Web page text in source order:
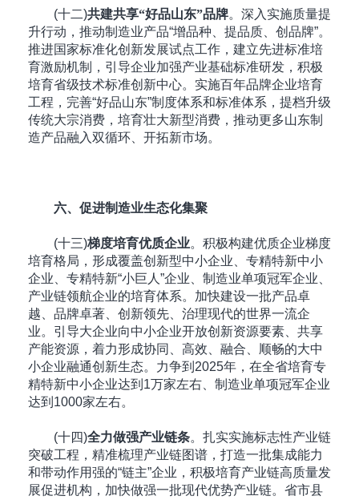
(十二)共建共享“好品山东”品牌。深入实施质量提
升行动，推动制造业产品“增品种、提品质、创品牌”。
推进国家标准化创新发展试点工作，建立先进标准培
育激励机制，引导企业加强产业基础标准研发，积极
培育省级技术标准创新中心。实施百年品牌企业培育
工程，完善“好品山东”制度体系和标准体系，提档升级
传统大宗消费，培育壮大新型消费，推动更多山东制
造产品融入双循环、开拓新市场。
六、促进制造业生态化集聚
(十三)梯度培育优质企业。积极构建优质企业梯度
培育格局，形成覆盖创新型中小企业、专精特新中小
企业、专精特新“小巨人”企业、制造业单项冠军企业、
产业链领航企业的培育体系。加快建设一批产品卓
越、品牌卓著、创新领先、治理现代的世界一流企
业。引导大企业向中小企业开放创新资源要素、共享
产能资源，着力形成协同、高效、融合、顺畅的大中
小企业融通创新生态。力争到2025年，在全省培育专
精特新中小企业达到1万家左右、制造业单项冠军企业
达到1000家左右。
(十四)全力做强产业链条。扎实实施标志性产业链
突破工程，精准梳理产业链图谱，打造一批集成能力
和带动作用强的“链主”企业，积极培育产业链高质量发
展促进机构，加快做强一批现代优势产业链。省市县